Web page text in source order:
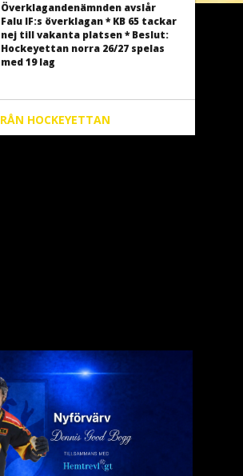
Överklagandenämnden avslår
Falu IF:s överklagan * KB 65 tackar
nej till vakanta platsen * Beslut:
Hockeyettan norra 26/27 spelas
med 19 lag
HOCKEYETTAN